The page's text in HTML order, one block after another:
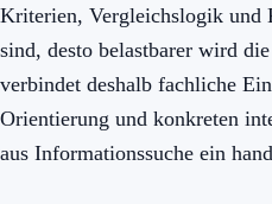
Kriterien, Vergleichslogik und
sind, desto belastbarer wird
verbindet deshalb fachliche
Orientierung und konkreten
aus Informationssuche ein